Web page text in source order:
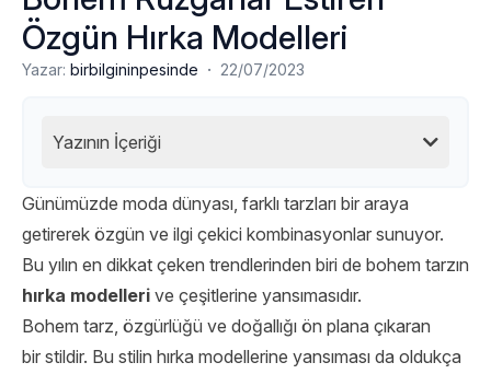
Özgün Hırka Modelleri
Yazar: birbilgininpesinde · 22/07/2023
Yazının İçeriği
Günümüzde moda dünyası, farklı tarzları bir araya
getirerek özgün ve ilgi çekici kombinasyonlar sunuyor.
Bu yılın en dikkat çeken trendlerinden biri de bohem tarzın
hırka modelleri ve çeşitlerine yansımasıdır.
Bohem tarz, özgürlüğü ve doğallığı ön plana çıkaran
bir stildir. Bu stilin hırka modellerine yansıması da oldukça